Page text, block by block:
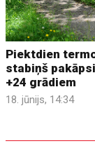
Piektdien
stabiņš
+24 grādiem
18. jūnijs, 14:34